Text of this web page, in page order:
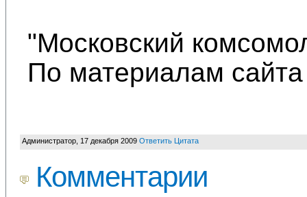
"Московский
По материалам
Администратор 17 декабря 2009 Ответить Цитата
Комментарии